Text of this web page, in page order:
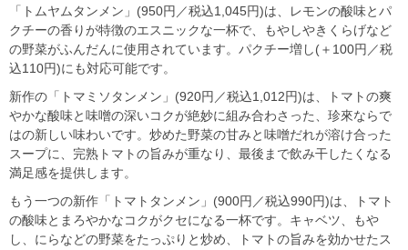
「トムヤムタンメン」(950円／税込1,045円)は、レモンの酸味とパ
クチーの香りが特徴のエスニックな一杯で、もやしやきくらげなど
の野菜がふんだんに使用されています。パクチー増し(＋100円／税
込110円)にも対応可能です。
新作の「トマミソタンメン」(920円／税込1,012円)は、トマトの爽
やかな酸味と味噌の深いコクが絶妙に組み合わさった、珍來ならで
はの新しい味わいです。炒めた野菜の甘みと味噌だれが溶け合った
スープに、完熟トマトの旨みが重なり、最後まで飲み干したくなる
満足感を提供します。
もう一つの新作「トマトタンメン」(900円／税込990円)は、トマト
の酸味とまろやかなコクがクセになる一杯です。キャベツ、もや
し、にらなどの野菜をたっぷりと炒め、トマトの旨みを効かせたス